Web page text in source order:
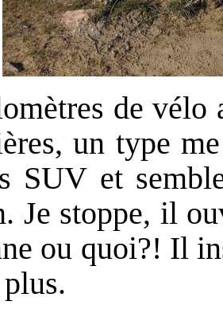
de vélo
un type
SUV et
Je stoppe, il
ou quoi?! Il